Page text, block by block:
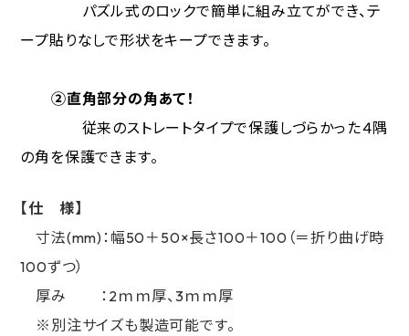
パズル式のロックで簡単に組み立てができ、テ
ープ貼りなしで形状をキープできます。
②直角部分の角あて！
従来のストレートタイプで保護しづらかった４隅
の角を保護できます。
【仕 様】
寸法(mm)：幅50＋50×長さ100＋100（＝折り曲げ時
100ずつ）
厚み ：2ｍｍ厚、3ｍｍ厚
※別注サイズも製造可能です。